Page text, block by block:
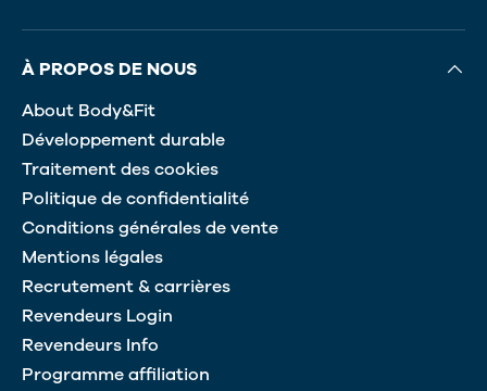
À PROPOS DE NOUS
About Body&Fit
Développement durable
Traitement des cookies
Politique de confidentialité
Conditions générales de vente
Mentions légales
Recrutement & carrières
Revendeurs Login
Revendeurs Info
Programme affiliation